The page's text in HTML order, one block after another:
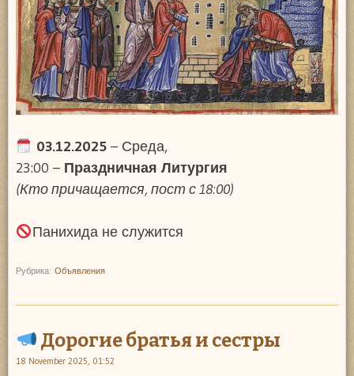
03.12.2025– Среда,
23:00 – Праздничная Литургия
(Кто причащается, пост с 18:00)
Панихида не служится
Рубрика: Объявления
Дорогие братья и сестры
18 November 2025, 01:52